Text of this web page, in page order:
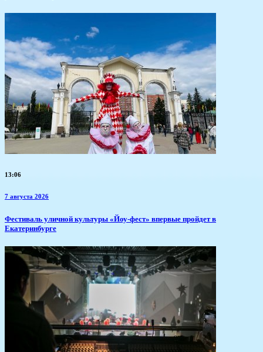
13:06
7 августа 2026
​Фестиваль уличной культуры «Йоу-фест» впервые пройдет в
Екатеринбурге